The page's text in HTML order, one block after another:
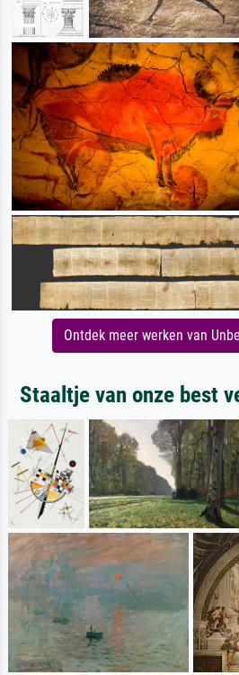
Ontdek meer werken van
Staaltje van onze best